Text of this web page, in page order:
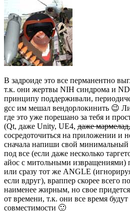
В задроиде это все перманентно
т.к. они жертвы NIH синдрома и
принципу поддерживали,
gcc им мешал вендорлокинить 😉
где это уже порешано за тебя и
(Qt, даже Unity, UE4, даже
сосредоточиться на приложении и
сначала напиши свой минимальный
под все (если даже несколько
айос с митольными извращениями)
или сразу тот же ANGLE
если вдруг), враппер скорее всего
наименее жирным, но свое придется
от времени, т.к. они все время
совместимости 🙂